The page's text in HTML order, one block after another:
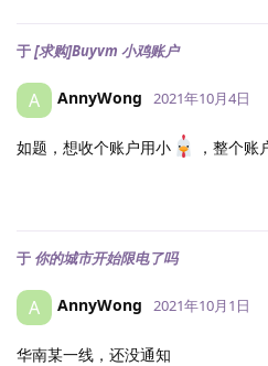
于[求购]Buyvm 小鸡账户
A AnnyWong 2021年10月4日
如题，想收个账户用小 ，整个账
于 你的城市开始限电了吗
A AnnyWong 2021年10月1日
华南某一线，还没通知